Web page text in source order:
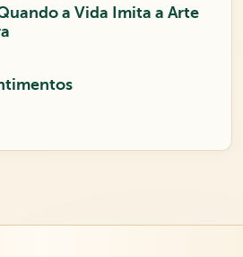
a Vida Imita a Arte